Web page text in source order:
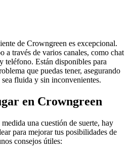
de Crowngreen es excepcional.
a través de varios canales, como chat
teléfono. Están disponibles para
que puedas tener, asegurando
fluida y sin inconvenientes.
en Crowngreen
una cuestión de suerte, hay
para mejorar tus posibilidades de
consejos útiles: